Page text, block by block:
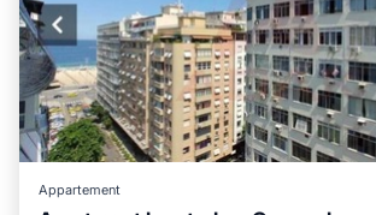
Appartement